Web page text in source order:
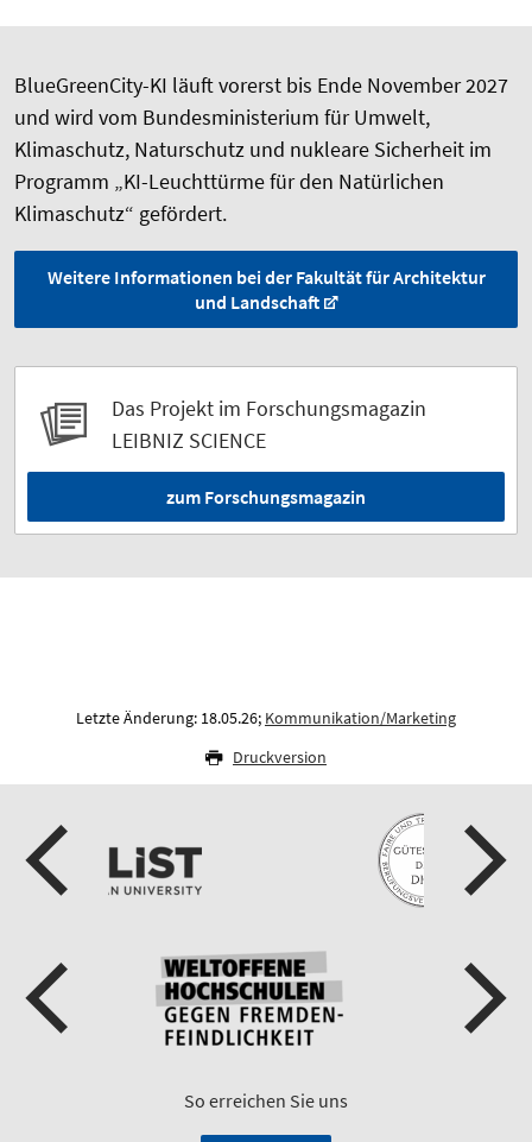
BlueGreenCity-KI läuft vorerst bis Ende November 2027
und wird vom Bundesministerium für Umwelt,
Klimaschutz, Naturschutz und nukleare Sicherheit im
Programm „KI-Leuchttürme für den Natürlichen
Klimaschutz“ gefördert.
Weitere Informationen bei der Fakultät für Architektur
und Landschaft
Das Projekt im Forschungsmagazin
LEIBNIZ SCIENCE
zum Forschungsmagazin
Letzte Änderung: 18.05.26; Kommunikation/Marketing
Druckversion
So erreichen Sie uns